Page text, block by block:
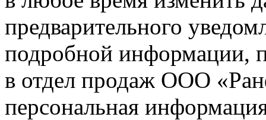
предварительного
подробной информации,
в отдел продаж ООО
персональная